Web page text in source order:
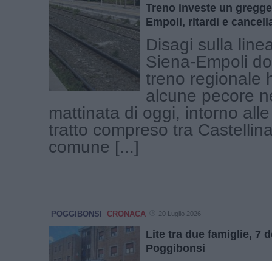
Treno investe un
Empoli, ritardi e
Disagi sulla
Siena-Empoli
treno regionale
alcune pecore
mattinata di oggi, intorno
tratto compreso tra
comune [...]
POGGIBONSI CRONACA 20 Luglio 2026
Lite tra due famiglie, 7
Poggibonsi